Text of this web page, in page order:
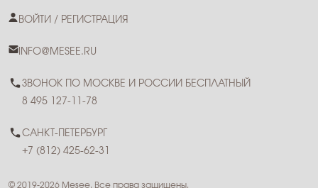
ВОЙТИ / РЕГИСТРАЦИЯ
INFO@MESEE.RU
ЗВОНОК ПО МОСКВЕ И РОССИИ БЕСПЛАТНЫЙ
8 495 127-11-78
САНКТ-ПЕТЕРБУРГ
+7 (812) 425-62-31
© 2019-2026 Mesee. Все права защищены.